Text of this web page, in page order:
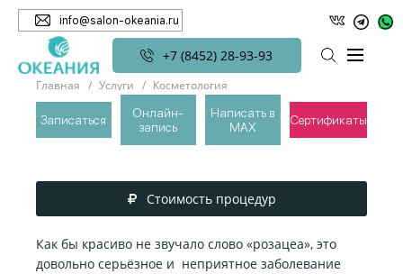
info@salon-okeania.ru
+7 (8452) 28-93-93
Записаться
Онлайн-
запись
Написать в
MAX
Сертификаты
Главная Услуги
Косметология
Лазерное омоложение М22
Лечение Розации
ЛЕЧЕНИЕ РОЗАЦИИ
Стоимость процедур
Как бы красиво не звучало слово «розацеа», это
довольно серьёзное и неприятное заболевание